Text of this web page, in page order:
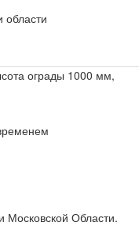
ограды 1000 мм,
Московской Области.